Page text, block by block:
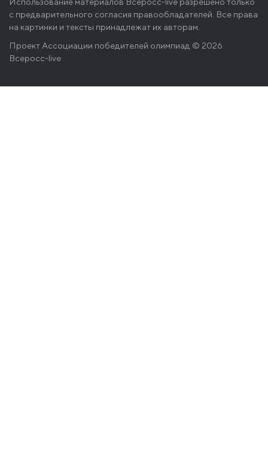
с предварительного согласия правообладателей. Все права
на картинки и тексты принадлежат их авторам.
Проект Ассоциации победителей олимпиад © 2026
Всеросс-live